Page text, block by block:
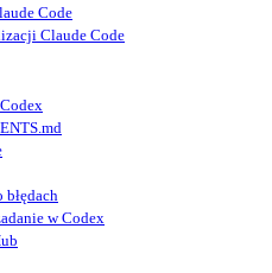
Code
Claude Code
w Codex